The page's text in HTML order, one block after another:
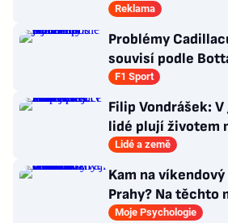
Reklama
Problémy
souvisí podle
chlazením
F1 Sport
Filip Vondrášek:
lidé plují životem
věci tolik neřeší
Lidé a země
Kam na
Prahy? Na těchto
dlouhou snídani
Moje Psychologie